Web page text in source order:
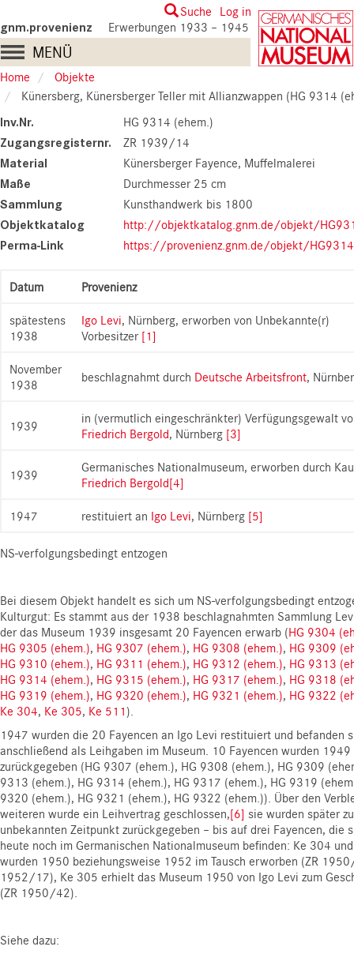
to
main
content
User
account
menu
Suche Log in
gnm.provenienz Erwerbungen 1933 – 1945
Main
navigation
MENÜ
Home
Objekte
Künersberg, Künersberger Teller mit Allianzwappen (HG 9314
Inv.Nr. HG 9314 (ehem.)
Zugangsregisternr. ZR 1939/14
Material Künersberger Fayence, Muffelmalerei
Maße Durchmesser 25 cm
Sammlung Kunsthandwerk bis 1800
Objektkatalog http://objektkatalog.gnm.de/objekt/
Perma-Link https://provenienz.gnm.de/objekt/
Datum Provenienz
spätestens
1938
Igo Levi, Nürnberg, erworben von Unbekannte(r)
Vorbesitzer [1]
November
1938
beschlagnahmt durch Deutsche Arbeitsfront,
1939
in (vermutlich eingeschränkter) Verfügungsgewalt
Friedrich Bergold, Nürnberg [3]
1939
Germanisches Nationalmuseum, erworben durch
Friedrich Bergold[4]
1947 restituiert an Igo Levi, Nürnberg [5]
NS-verfolgungsbedingt entzogen
Bei diesem Objekt handelt es sich um NS-verfolgungsbedingt
Kulturgut: Es stammt aus der 1938 beschlagnahmten Sammlung
der das Museum 1939 insgesamt 20 Fayencen erwarb (HG 9304
HG 9305 (ehem.), HG 9307 (ehem.), HG 9308 (ehem.), HG 9309
HG 9310 (ehem.), HG 9311 (ehem.), HG 9312 (ehem.), HG 9313
HG 9314 (ehem.), HG 9315 (ehem.), HG 9317 (ehem.), HG 9318
HG 9319 (ehem.), HG 9320 (ehem.), HG 9321 (ehem.), HG 9322
Ke 304, Ke 305, Ke 511).
1947 wurden die 20 Fayencen an Igo Levi restituiert und befanden
anschließend als Leihgaben im Museum. 10 Fayencen wurden 1949
zurückgegeben (HG 9307 (ehem.), HG 9308 (ehem.), HG 9309
9313 (ehem.), HG 9314 (ehem.), HG 9317 (ehem.), HG 9319
9320 (ehem.), HG 9321 (ehem.), HG 9322 (ehem.)). Über den
weiteren wurde ein Leihvertrag geschlossen,[6] sie wurden später
unbekannten Zeitpunkt zurückgegeben – bis auf drei Fayencen, die
heute noch im Germanischen Nationalmuseum befinden: Ke 304
wurden 1950 beziehungsweise 1952 im Tausch erworben (ZR
1952/17), Ke 305 erhielt das Museum 1950 von Igo Levi zum
(ZR 1950/42).
Siehe dazu: